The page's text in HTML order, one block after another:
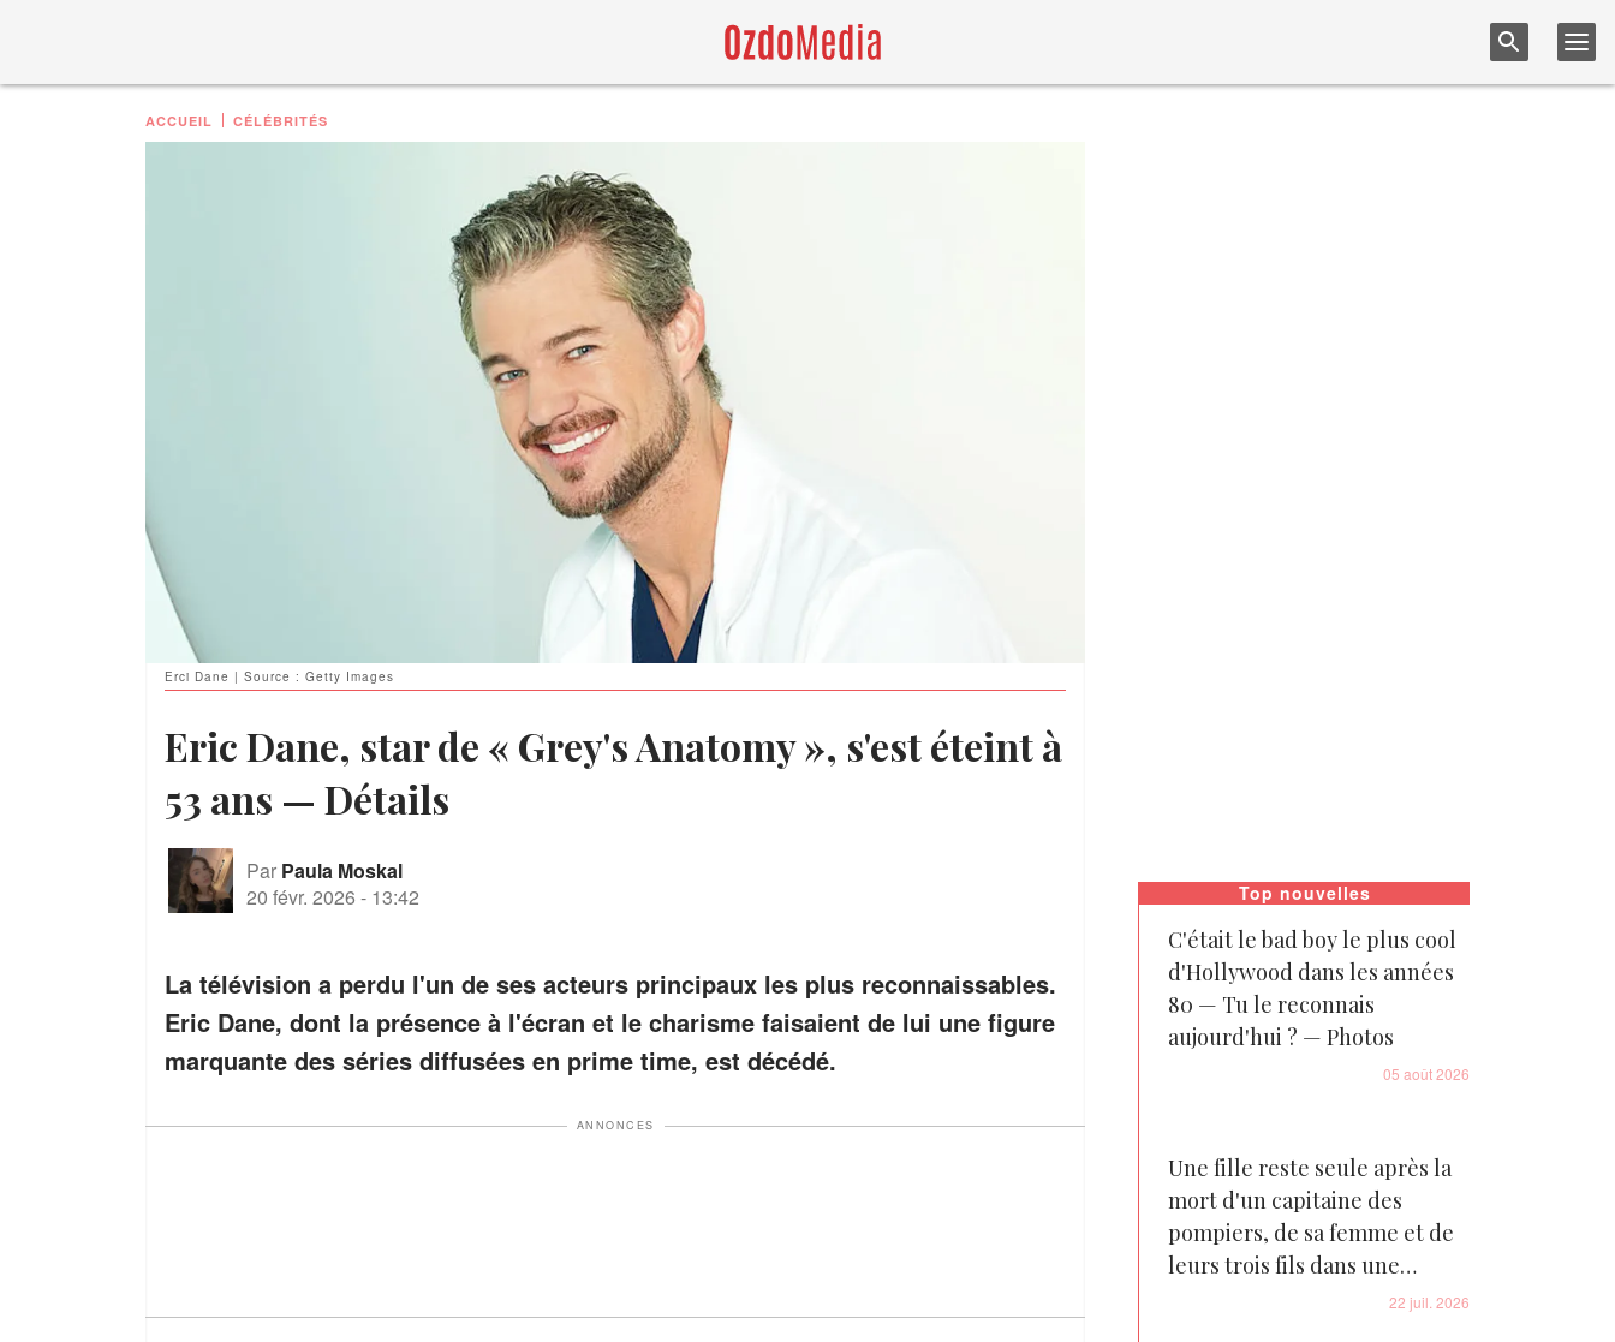
ACCUEIL CÉLÉBRITÉS
Erci Dane | Source : Getty Images
Eric Dane, star de « Grey's Anatomy », s'est éteint à
53 ans — Détails
Par Paula Moskal
20 févr. 2026 - 13:42
La télévision a perdu l'un de ses acteurs principaux les plus reconnaissables.
Eric Dane, dont la présence à l'écran et le charisme faisaient de lui une figure
marquante des séries diffusées en prime time, est décédé.
ANNONCES
Top nouvelles
C'était le bad boy le plus cool
d'Hollywood dans les années
80 — Tu le reconnais
aujourd'hui ? — Photos
05 août 2026
Une fille reste seule après la
mort d'un capitaine des
pompiers, de sa femme et de
leurs trois fils dans une
tragédie familiale déchirante
22 juil. 2026